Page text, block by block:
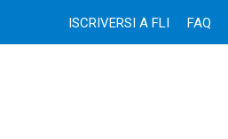
ISCRIVERSI A FLI FAQ